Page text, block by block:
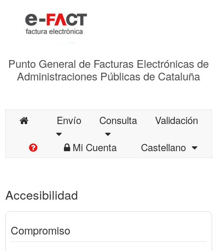
Punto General de Facturas Electrónicas de
Administraciones Públicas de Cataluña
Envío Consulta
Validación
Mi Cuenta
Castellano
Accesibilidad
Compromiso